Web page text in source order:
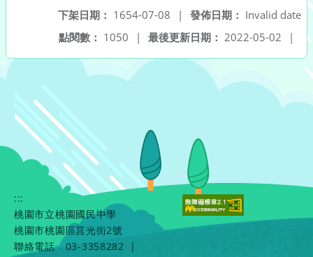
發佈日期： Invalid date
下架日期： 1654-07-08
|
最後更新日期： 2022-05-02 |
點閱數： 1050 |
:::
桃園市立桃園國民中學
桃園市桃園區莒光街2號
聯絡電話
03-3358282
|